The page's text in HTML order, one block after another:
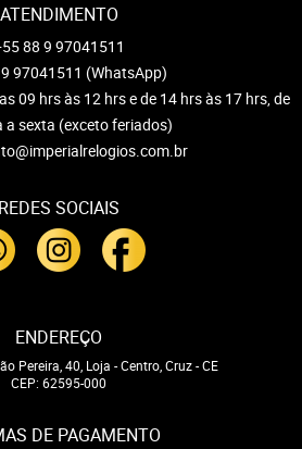
ATENDIMENTO
88 9 97041511
97041511 (WhatsApp)
09 hrs às 12 hrs e de 14 hrs às 17 hrs, de
a sexta (exceto feriados)
REDES SOCIAIS
ENDEREÇO
Pereira, 40, Loja -Centro, Cruz-CE
CEP: 62595-000
DE PAGAMENTO